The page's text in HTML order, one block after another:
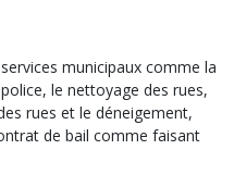
municipaux comme la
le nettoyage des rues,
rues et le déneigement,
de bail comme faisant